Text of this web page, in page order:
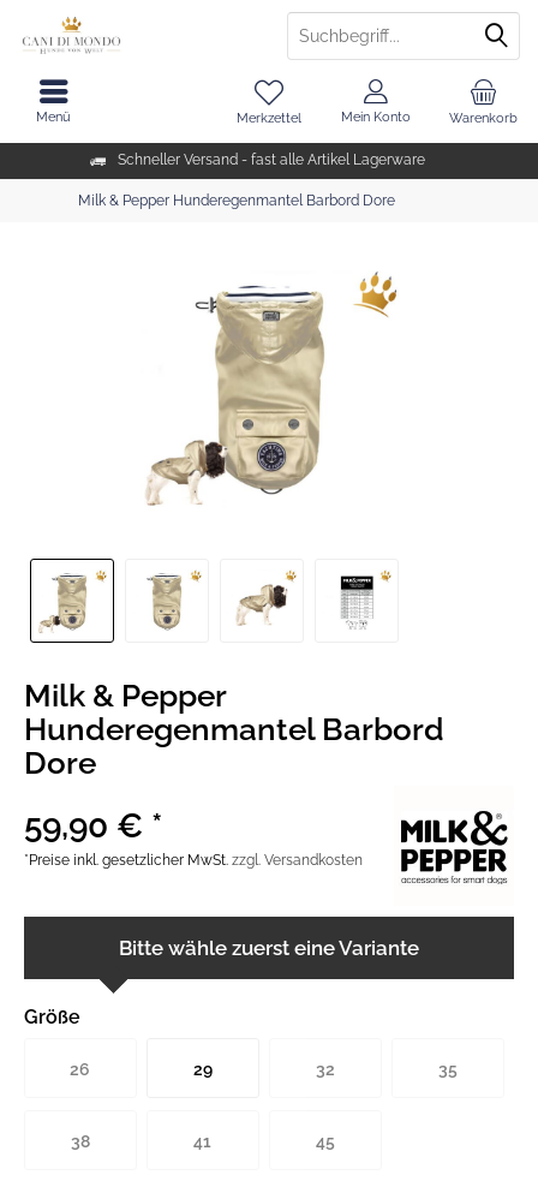
Schneller Versand - fast alle Artikel Lagerware
Warenkorb
Merkzettel Mein Konto
Menü
Milk & Pepper Hunderegenmantel Barbord Dore
Milk & Pepper
Hunderegenmantel Barbord
Dore
59,90 € *
*Preise inkl. gesetzlicher MwSt. zzgl. Versandkosten
Bitte wähle zuerst eine Variante
Größe
26 29 32 35
38 41 45